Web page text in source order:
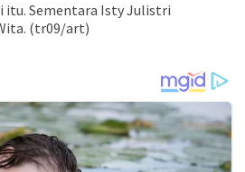
itu. Sementara Isty Julistri
(tr09/art)